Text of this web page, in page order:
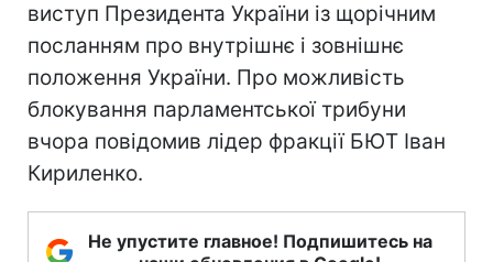
виступ Президента України із щорічним
посланням про внутрішнє і зовнішнє
положення України. Про можливість
блокування парламентської трибуни
вчора повідомив лідер фракції БЮТ Іван
Кириленко.
Не упустите главное! Подпишитесь на